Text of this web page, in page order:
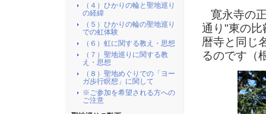
寛永寺の
通り"東の比
暦寺と同じ
るのです（
（４）ひかりの輪と聖地巡り
の経緯
（５）ひかりの輪の聖地巡り
での虹体験
（６）虹に関する教え・思想
（７）聖地巡りに関する教
え・思想
（８）聖地めぐりでの「ヨー
ガ歩行瞑想」に関して
※ご参加を希望される方への
ご注意